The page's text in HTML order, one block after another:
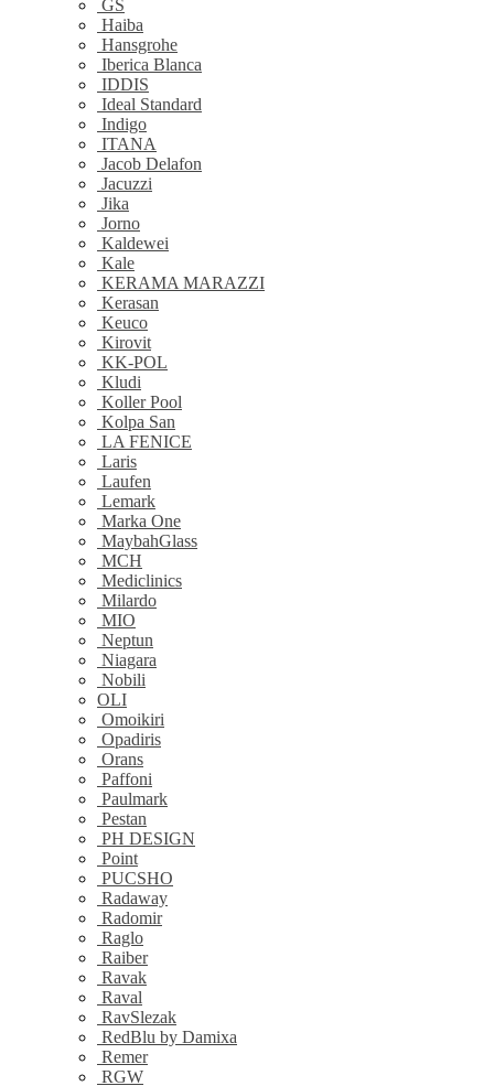
GS
Haiba
Hansgrohe
Iberica Blanca
IDDIS
Ideal Standard
Indigo
ITANA
Jacob Delafon
Jacuzzi
Jika
Jorno
Kaldewei
Kale
KERAMA MARAZZI
Kerasan
Keuco
Kirovit
KK-POL
Kludi
Koller Pool
Kolpa San
LA FENICE
Laris
Laufen
Lemark
Marka One
MaybahGlass
MCH
Mediclinics
Milardo
MIO
Neptun
Niagara
Nobili
OLI
Omoikiri
Opadiris
Orans
Paffoni
Paulmark
Pestan
PH DESIGN
Point
PUCSHO
Radaway
Radomir
Raglo
Raiber
Ravak
Raval
RavSlezak
RedBlu by Damixa
Remer
RGW